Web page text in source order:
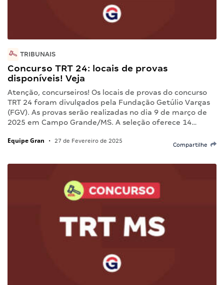
TRIBUNAIS
Concurso TRT 24: locais de provas
disponíveis! Veja
Atenção, concurseiros! Os locais de provas do concurso
TRT 24 foram divulgados pela Fundação Getúlio Vargas
(FGV). As provas serão realizadas no dia 9 de março de
2025 em Campo Grande/MS. A seleção oferece 14…
Equipe Gran • 27 de Fevereiro de 2025
Compartilhe